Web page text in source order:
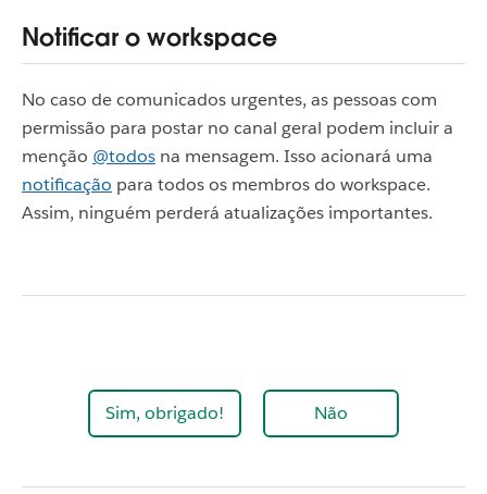
Notificar o workspace
No caso de comunicados urgentes, as pessoas com
permissão para postar no canal geral podem incluir a
menção @todos na mensagem. Isso acionará uma
notificação para todos os membros do workspace.
Assim, ninguém perderá atualizações importantes.
Sim, obrigado! Não